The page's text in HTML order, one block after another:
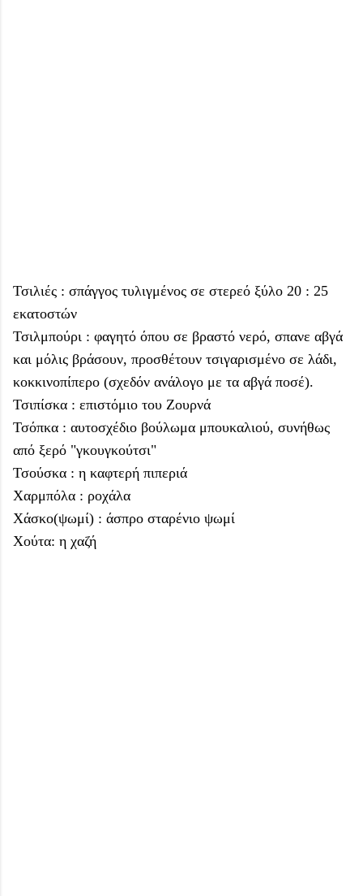
Τσιλιές : σπάγγος τυλιγμένος σε στερεό ξύλο 20 : 25
εκατοστών
Τσιλμπούρι : φαγητό όπου σε βραστό νερό, σπανε αβγά
και μόλις βράσουν, προσθέτουν τσιγαρισμένο σε λάδι,
κοκκινοπίπερο (σχεδόν ανάλογο με τα αβγά ποσέ).
Τσιπίσκα : επιστόμιο του Ζουρνά
Τσόπκα : αυτοσχέδιο βούλωμα μπουκαλιού, συνήθως
από ξερό "γκουγκούτσι"
Τσούσκα : η καφτερή πιπεριά
Χαρμπόλα : ροχάλα
Χάσκο(ψωμί) : άσπρο σταρένιο ψωμί
Χούτα: η χαζή